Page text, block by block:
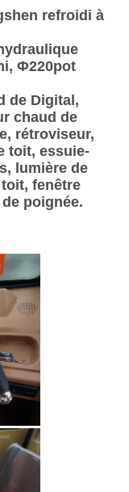
refroidi à
Φ220pot
de Digital,
chaud de
rétroviseur,
toit, essuie-
lumière de
fenêtre
poignée.